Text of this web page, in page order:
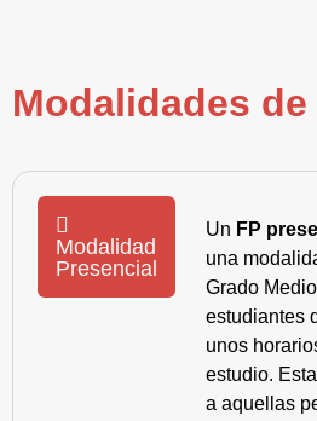
Modalidades
Modalidad
Presencial
Un FP
una
Grado
estudiantes
unos
estudio.
a aquellas